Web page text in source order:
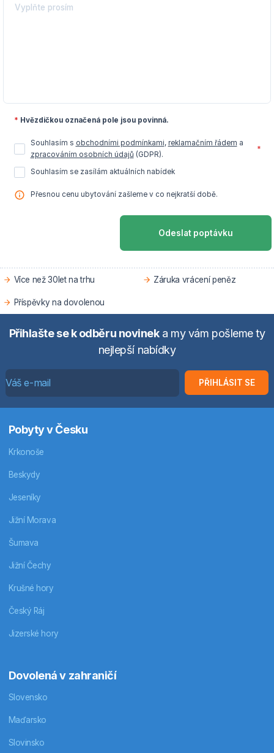
* Hvězdičkou označená pole jsou povinná.
Souhlasím s obchodními podmínkami, reklamačním řádem a
zpracováním osobních údajů (GDPR).
*
Souhlasím se zasílám aktuálních nabídek
Přesnou cenu ubytování zašleme v co nejkratší době.
Odeslat poptávku
Více než 30let na trhu Záruka vrácení peněz
Příspěvky na dovolenou
Přihlašte se k odběru novineka my vám pošleme ty
nejlepší nabídky
PŘIHLÁSIT SE
Pobyty v Česku
Krkonoše
Beskydy
Jeseníky
Jižní Morava
Šumava
Jižní Čechy
Krušné hory
Český Ráj
Jizerské hory
Dovolená v zahraničí
Slovensko
Maďarsko
Slovinsko